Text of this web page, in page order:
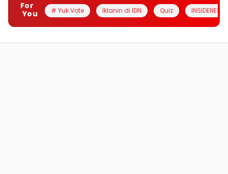
For
You
# Yuk Vote Iklanin di IDN Quiz INSIDENESIA